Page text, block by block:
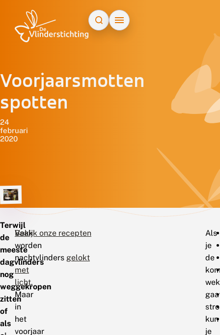
Voorjaarsmotten
spotten
24
februari
2020
Terwijl
de
meeste
dagvlinders
nog
weggekropen
zitten
of
als
Vaak
worden
nachtvlinders gelokt
met
licht.
Maar
in
het
voorjaar
Bekijk onze recepten
Als
je
de
kun
je